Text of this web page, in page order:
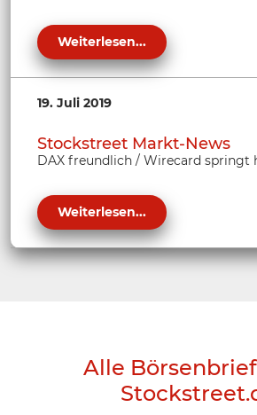
Weiterlesen...
19. Juli 2019
Stockstreet Markt-News
DAX freundlich / Wirecard springt
Weiterlesen...
Alle